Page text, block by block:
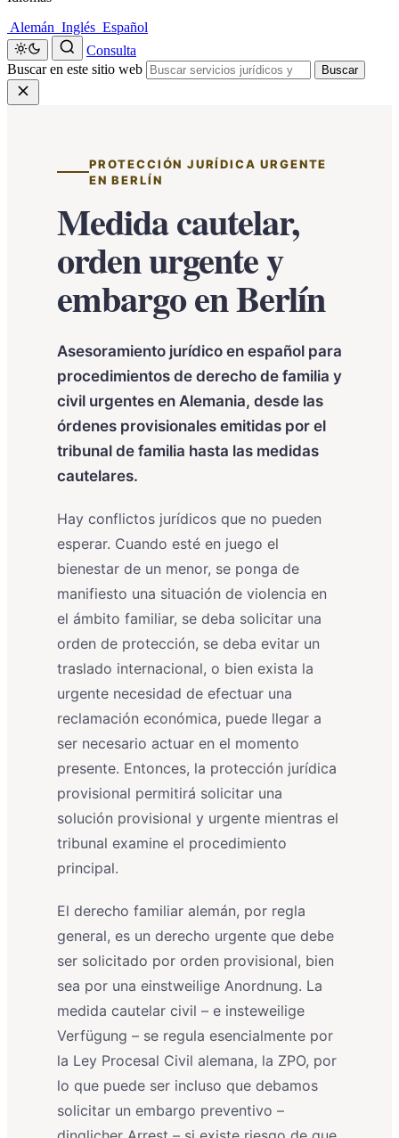
Alemán Inglés Español
Consulta
Buscar en este sitio web
Buscar
PROTECCIÓN JURÍDICA URGENTE
EN BERLÍN
Medida cautelar,
orden urgente y
embargo en Berlín
Asesoramiento jurídico en español para
procedimientos de derecho de familia y
civil urgentes en Alemania, desde las
órdenes provisionales emitidas por el
tribunal de familia hasta las medidas
cautelares.
Hay conflictos jurídicos que no pueden
esperar. Cuando esté en juego el
bienestar de un menor, se ponga de
manifiesto una situación de violencia en
el ámbito familiar, se deba solicitar una
orden de protección, se deba evitar un
traslado internacional, o bien exista la
urgente necesidad de efectuar una
reclamación económica, puede llegar a
ser necesario actuar en el momento
presente. Entonces, la protección jurídica
provisional permitirá solicitar una
solución provisional y urgente mientras el
tribunal examine el procedimiento
principal.
El derecho familiar alemán, por regla
general, es un derecho urgente que debe
ser solicitado por orden provisional, bien
sea por una einstweilige Anordnung. La
medida cautelar civil – e insteweilige
Verfügung – se regula esencialmente por
la Ley Procesal Civil alemana, la ZPO, por
lo que puede ser incluso que debamos
solicitar un embargo preventivo –